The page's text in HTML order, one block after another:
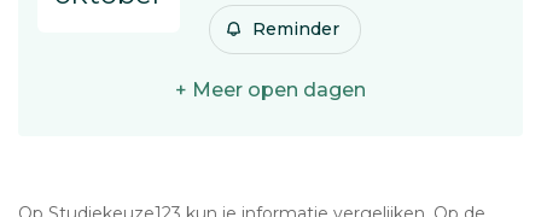
Reminder
+ Meer open dagen